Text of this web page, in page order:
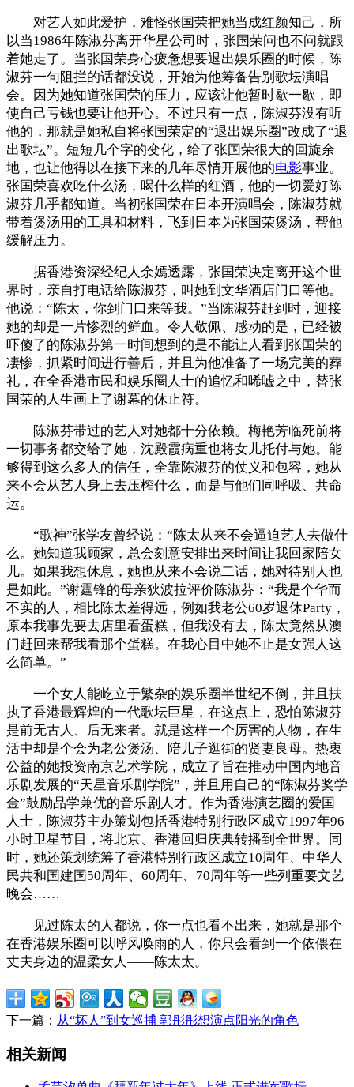
对艺人如此爱护，难怪张国荣把她当成红颜知己，所
以当1986年陈淑芬离开华星公司时，张国荣问也不问就跟
着她走了。当张国荣身心疲惫想要退出娱乐圈的时候，陈
淑芬一句阻拦的话都没说，开始为他筹备告别歌坛演唱
会。因为她知道张国荣的压力，应该让他暂时歇一歇，即
使自己亏钱也要让他开心。不过只有一点，陈淑芬没有听
他的，那就是她私自将张国荣定的“退出娱乐圈”改成了“退
出歌坛”。短短几个字的变化，给了张国荣很大的回旋余
地，也让他得以在接下来的几年尽情开展他的电影事业。
张国荣喜欢吃什么汤，喝什么样的红酒，他的一切爱好陈
淑芬几乎都知道。当初张国荣在日本开演唱会，陈淑芬就
带着煲汤用的工具和材料，飞到日本为张国荣煲汤，帮他
缓解压力。
据香港资深经纪人余嫣透露，张国荣决定离开这个世
界时，亲自打电话给陈淑芬，叫她到文华酒店门口等他。
他说：“陈太，你到门口来等我。”当陈淑芬赶到时，迎接
她的却是一片惨烈的鲜血。令人敬佩、感动的是，已经被
吓傻了的陈淑芬第一时间想到的是不能让人看到张国荣的
凄惨，抓紧时间进行善后，并且为他准备了一场完美的葬
礼，在全香港市民和娱乐圈人士的追忆和唏嘘之中，替张
国荣的人生画上了谢幕的休止符。
陈淑芬带过的艺人对她都十分依赖。梅艳芳临死前将
一切事务都交给了她，沈殿霞病重也将女儿托付与她。能
够得到这么多人的信任，全靠陈淑芬的仗义和包容，她从
来不会从艺人身上去压榨什么，而是与他们同呼吸、共命
运。
“歌神”张学友曾经说：“陈太从来不会逼迫艺人去做什
么。她知道我顾家，总会刻意安排出来时间让我回家陪女
儿。如果我想休息，她也从来不会说二话，她对待别人也
是如此。”谢霆锋的母亲狄波拉评价陈淑芬：“我是个华而
不实的人，相比陈太差得远，例如我老公60岁退休Party，
原本我事先要去店里看蛋糕，但我没有去，陈太竟然从澳
门赶回来帮我看那个蛋糕。在我心目中她不止是女强人这
么简单。”
一个女人能屹立于繁杂的娱乐圈半世纪不倒，并且扶
执了香港最辉煌的一代歌坛巨星，在这点上，恐怕陈淑芬
是前无古人、后无来者。就是这样一个厉害的人物，在生
活中却是个会为老公煲汤、陪儿子逛街的贤妻良母。热衷
公益的她投资南京艺术学院，成立了旨在推动中国内地音
乐剧发展的“天星音乐剧学院”，并且用自己的“陈淑芬奖学
金”鼓励品学兼优的音乐剧人才。作为香港演艺圈的爱国
人士，陈淑芬主办策划包括香港特别行政区成立1997年96
小时卫星节目，将北京、香港回归庆典转播到全世界。同
时，她还策划统筹了香港特别行政区成立10周年、中华人
民共和国建国50周年、60周年、70周年等一些列重要文艺
晚会……
见过陈太的人都说，你一点也看不出来，她就是那个
在香港娱乐圈可以呼风唤雨的人，你只会看到一个依偎在
丈夫身边的温柔女人——陈太太。
下一篇： 从“坏人”到女巡捕 郭彤彤想演点阳光的角色
相关新闻